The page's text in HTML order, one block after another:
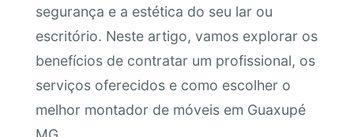
segurança e a estética do seu lar ou
escritório. Neste artigo, vamos explorar os
benefícios de contratar um profissional, os
serviços oferecidos e como escolher o
melhor montador de móveis em Guaxupé